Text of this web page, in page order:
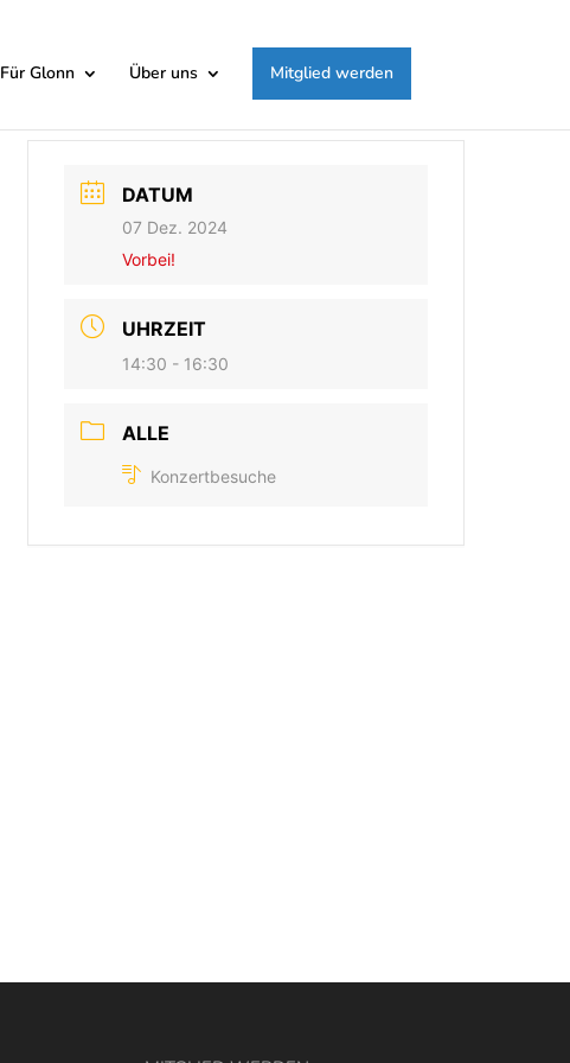
Für Glonn Über uns Mitglied werden
DATUM
07 Dez. 2024
Vorbei!
UHRZEIT
14:30 - 16:30
ALLE
Konzertbesuche